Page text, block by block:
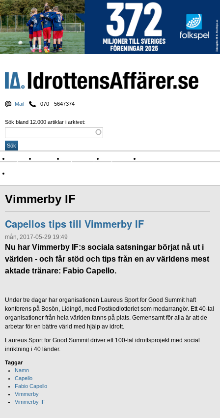
Mail 070 - 5647374
Sök bland 12.000 artiklar i arkivet:
Nyheter Krönikor Sport & spel Nyhetsbrev
Vimmerby IF
Capellos tips till Vimmerby IF
mån, 2017-05-29 19:49
Nu har Vimmerby IF:s sociala satsningar börjat nå ut i
världen - och får stöd och tips från en av världens mest
aktade tränare: Fabio Capello.
Under tre dagar har organisationen Laureus Sport for Good Summit haft
konferens på Bosön, Lidingö, med Postkodlotteriet som medarrangör. Ett 40-tal
organisationer från hela världen fanns på plats. Gemensamt för alla är att de
arbetar för en bättre värld med hjälp av idrott.
Laureus Sport for Good Summit driver ett 100-tal idrottsprojekt med social
inriktning i 40 länder.
Taggar
Namn
Capello
Fabio Capello
Vimmerby
Vimmerby IF